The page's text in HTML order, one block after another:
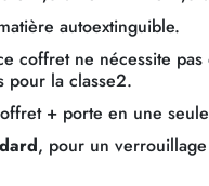
autoextinguible.
coffret ne nécessite
pour la classe2.
+ porte en une
, pour un